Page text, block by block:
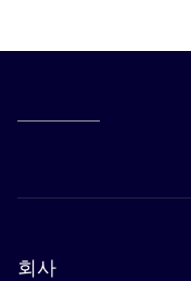
회사